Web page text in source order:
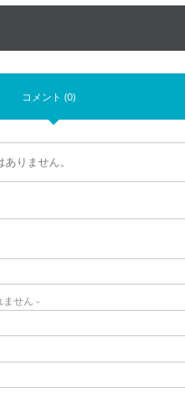
コメント (0)
りません。
ません -